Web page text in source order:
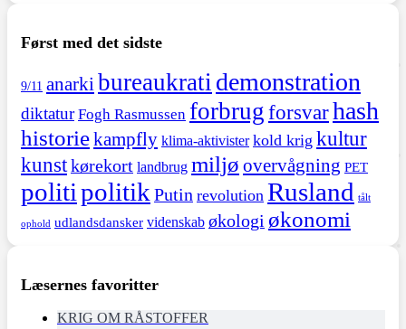
Først med det sidste
9/11 anarki bureaukrati demonstration
diktatur Fogh Rasmussen forbrugforsvarhash
historiekampfly klima-aktivister kold krig kultur
kunstkørekort landbrug miljø overvågning PET
politipolitik Putin revolution Rusland tålt
ophold udlandsdansker videnskab økologi økonomi
Læsernes favoritter
KRIG OM RÅSTOFFER